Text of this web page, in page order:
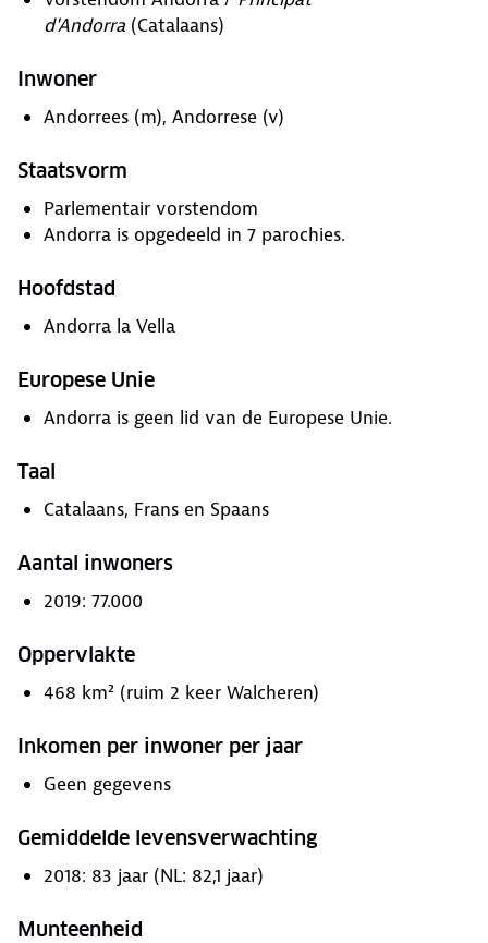
d'Andorra (Catalaans)
Inwoner
Andorrees (m), Andorrese (v)
Staatsvorm
Parlementair vorstendom
Andorra is opgedeeld in 7 parochies.
Hoofdstad
Andorra la Vella
Europese Unie
Andorra is geen lid van de Europese Unie.
Taal
Catalaans, Frans en Spaans
Aantal inwoners
2019: 77.000
Oppervlakte
468 km² (ruim 2 keer Walcheren)
Inkomen per inwoner per jaar
Geen gegevens
Gemiddelde levensverwachting
2018: 83 jaar (NL: 82,1 jaar)
Munteenheid